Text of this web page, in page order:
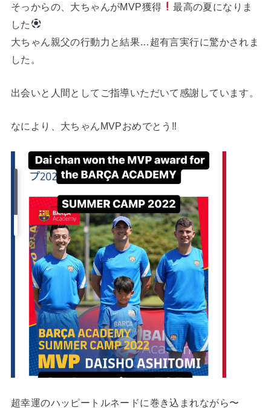
そっからの、大ちゃんがMVP獲得
最高の夏になりま
した
大ちゃん親父の行動力と結果…超有言実行に驚かされま
した。
出会いと人間としてご指導いただいて感謝しています。
なにより、大ちゃんMVPおめでとう‼︎
超幸運のハッピートルネードに巻き込まれながら〜